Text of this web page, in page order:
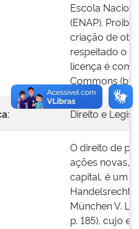
Escola
(ENAP).
criação de
respeitado o
licença é
Commons
Direito e
O direito de
ações novas,
capital, é um
Handelsrecht,
München V.
p. 185), cujo